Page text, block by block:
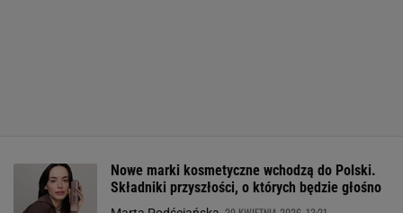
Nowe marki kosmetyczne wchodzą do Polski.
Składniki przyszłości, o których będzie głośno